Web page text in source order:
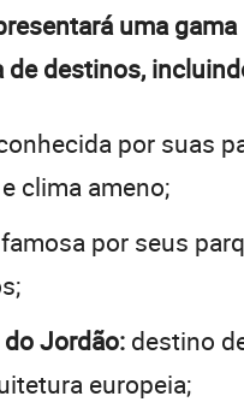
uma gama
de destinos,
por suas
clima ameno;
famosa por seus
Jordão: destino
europeia;